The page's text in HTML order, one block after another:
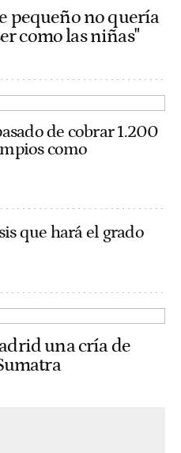
pequeño no quería
como las niñas"
de cobrar 1.200
como
que hará el grado
una cría de